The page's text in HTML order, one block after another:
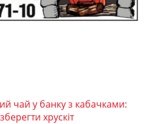
чай у банку з кабачками:
хрускіт